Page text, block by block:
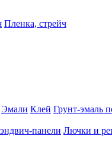
Пленка, стрейч
Эмали Клей Грунт-эмаль
панели Лючки и